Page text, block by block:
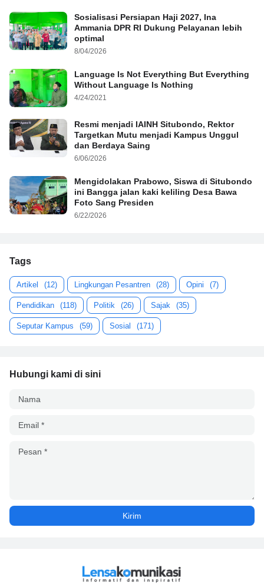
Sosialisasi Persiapan Haji 2027, Ina
Ammania DPR RI Dukung Pelayanan lebih
optimal
8/04/2026
Language Is Not Everything But Everything
Without Language Is Nothing
4/24/2021
Resmi menjadi IAINH Situbondo, Rektor
Targetkan Mutu menjadi Kampus Unggul
dan Berdaya Saing
6/06/2026
Mengidolakan Prabowo, Siswa di Situbondo
ini Bangga jalan kaki keliling Desa Bawa
Foto Sang Presiden
6/22/2026
Tags
Artikel (12) Lingkungan Pesantren (28) Opini (7)
Pendidikan (118) Politik (26) Sajak (35)
Seputar Kampus (59) Sosial (171)
Hubungi kami di sini